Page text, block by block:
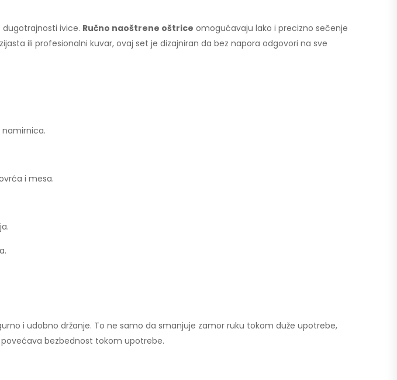
ivice. Ručno naoštrene oštrice omogućavaju lako i precizno sečenje
ili profesionalni kuvar, ovaj set je dizajniran da bez napora odgovori na sve
namirnica.
i mesa.
i udobno držanje. To ne samo da smanjuje zamor ruku tokom duže upotrebe,
bezbednost tokom upotrebe.